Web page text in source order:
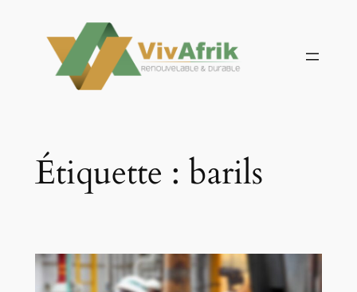
contenu
Étiquette : barils